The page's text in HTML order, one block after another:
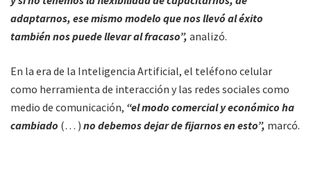
adaptarnos, ese mismo modelo que nos llevó al éxito
también nos puede llevar al fracaso”, analizó.
En la era de la Inteligencia Artificial, el teléfono celular
como herramienta de interacción y las redes sociales como
medio de comunicación, “el modo comercial y económico ha
cambiado (… ) no debemos dejar de fijarnos en esto”, marcó.